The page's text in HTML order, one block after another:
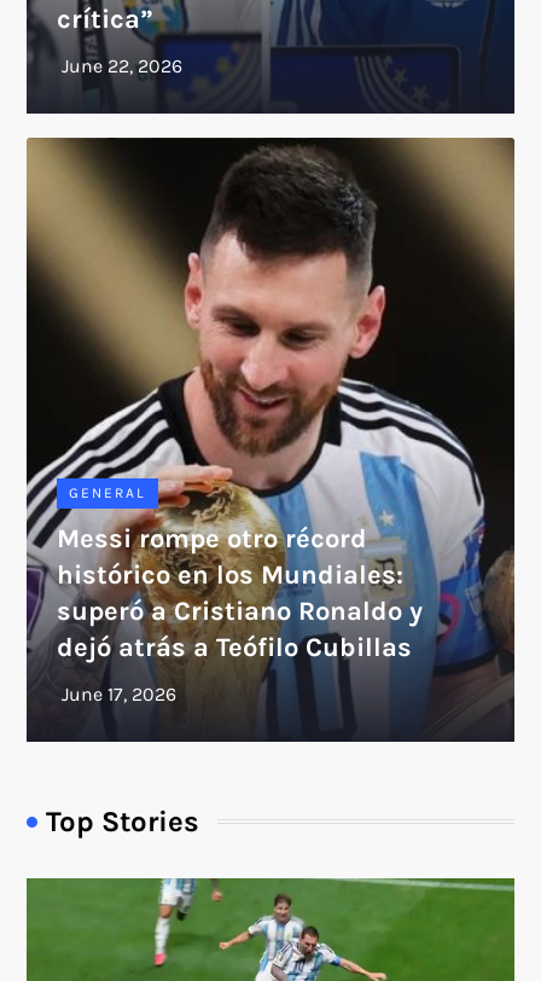
crítica”
GENERAL
Messi rompe otro récord
histórico en los Mundiales:
superó a Cristiano Ronaldo y
dejó atrás a Teófilo Cubillas
Top Stories